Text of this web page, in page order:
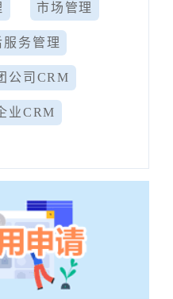
市场管理
服务管理
公司CRM
业CRM